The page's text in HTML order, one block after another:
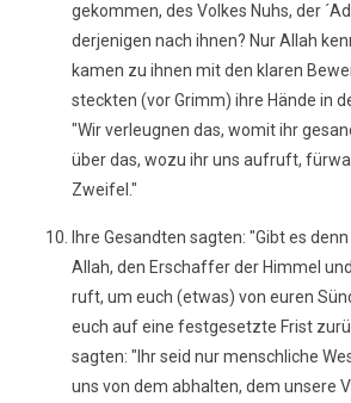
gekommen, des Volkes Nuhs, der
derjenigen nach ihnen? Nur Allah
kamen zu ihnen mit den klaren
steckten (vor Grimm) ihre Hände in
"Wir verleugnen das, womit ihr
über das, wozu ihr uns aufruft,
Zweifel."
Ihre Gesandten sagten: "Gibt es
Allah, den Erschaffer der Himmel
ruft, um euch (etwas) von euren
euch auf eine festgesetzte Frist
sagten: "Ihr seid nur menschliche
uns von dem abhalten, dem unsere